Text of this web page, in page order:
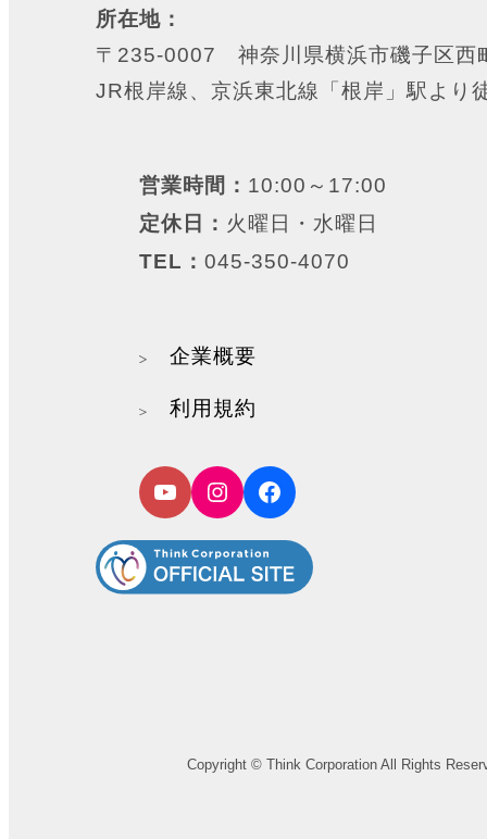
所在地：
〒235-0007 神奈川県横浜市磯子区西
JR根岸線、京浜東北線「根岸」駅より
営業時間： 10:00～17:00
定休日： 火曜日・水曜日
TEL： 045-350-4070
企業概要
利用規約
Copyright © Think Corporation All Rights